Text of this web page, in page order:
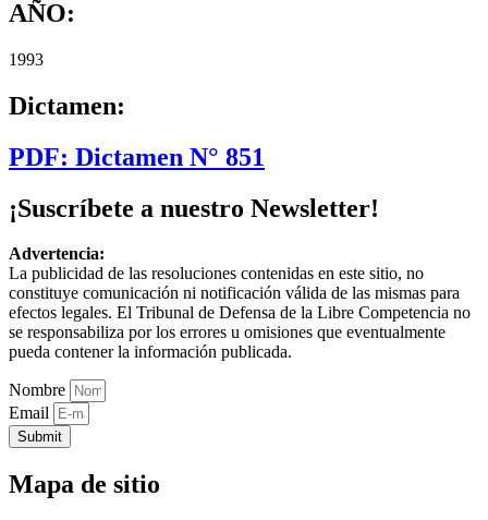
AÑO:
1993
Dictamen:
PDF: Dictamen N° 851
¡Suscríbete a nuestro Newsletter!
Advertencia:
La publicidad de las resoluciones contenidas en este sitio, no
constituye comunicación ni notificación válida de las mismas para
efectos legales. El Tribunal de Defensa de la Libre Competencia no
se responsabiliza por los errores u omisiones que eventualmente
pueda contener la información publicada.
Nombre
Email
Submit
Mapa de sitio